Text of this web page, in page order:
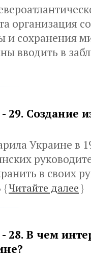
организация
и сохранения
вводить в
29. Создание
Украине в
в своих
{Читайте далее}
28. В чем